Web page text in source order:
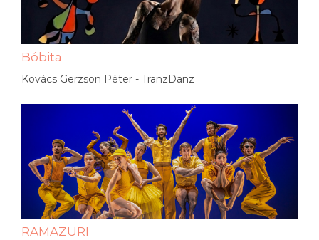
Bóbita
Kovács Gerzson Péter - TranzDanz
RAMAZURI